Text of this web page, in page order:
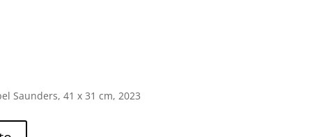
Saunders, 41 x 31 cm, 2023